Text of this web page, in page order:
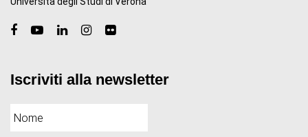
Iscriviti alla newsletter